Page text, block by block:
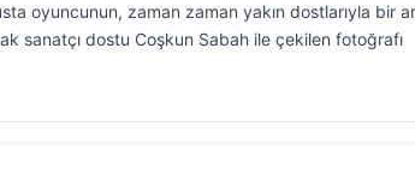
oyuncunun, zaman zaman yakın dostlarıyla bir
sanatçı dostu Coşkun Sabah ile çekilen fotoğrafı